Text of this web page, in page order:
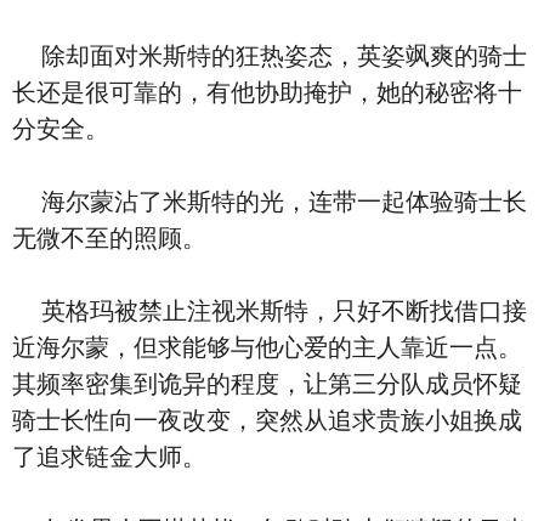
除却面对米斯特的狂热姿态，英姿飒爽的骑士
长还是很可靠的，有他协助掩护，她的秘密将十
分安全。
海尔蒙沾了米斯特的光，连带一起体验骑士长
无微不至的照顾。
英格玛被禁止注视米斯特，只好不断找借口接
近海尔蒙，但求能够与他心爱的主人靠近一点。
其频率密集到诡异的程度，让第三分队成员怀疑
骑士长性向一夜改变，突然从追求贵族小姐换成
了追求链金大师。